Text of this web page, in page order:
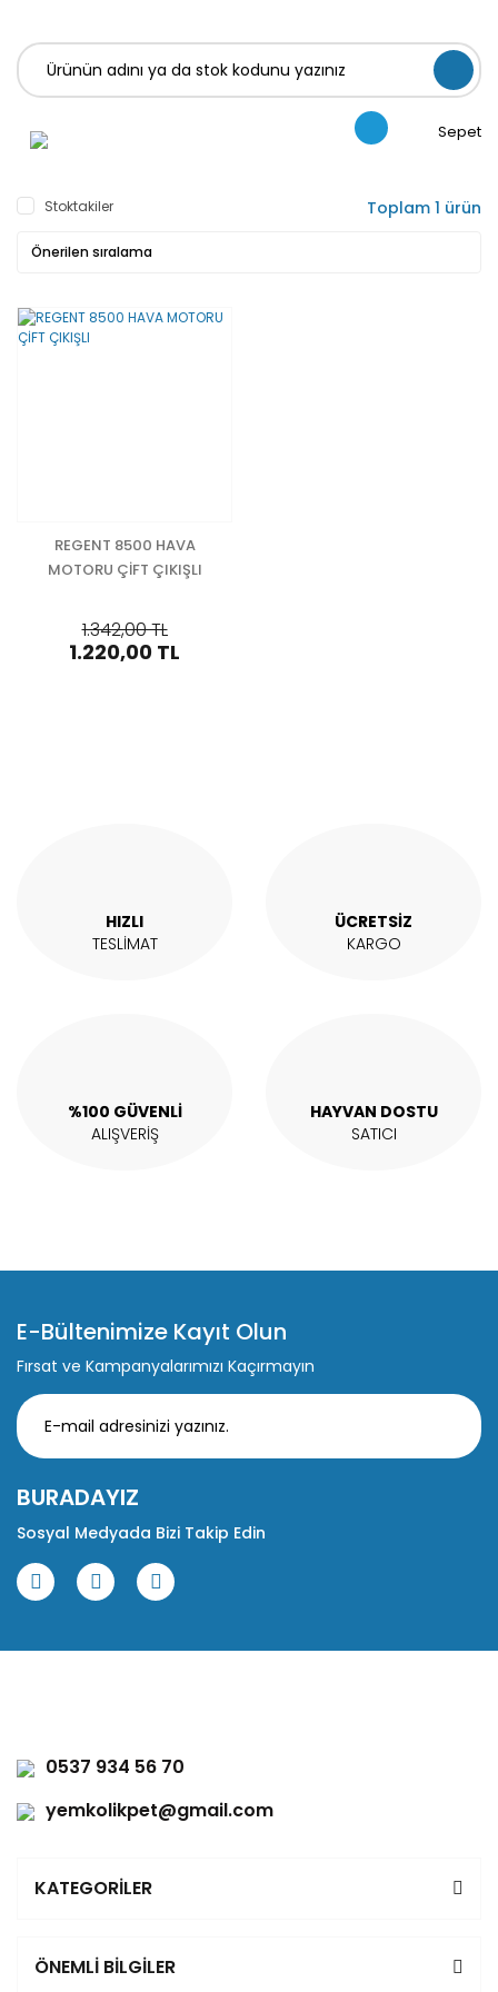
Sepet
Stoktakiler Toplam 1 ürün
REGENT 8500 HAVA
MOTORU ÇİFT ÇIKIŞLI
1.342,00 TL
1.220,00 TL
HIZLI
TESLİMAT
ÜCRETSİZ
KARGO
%100 GÜVENLİ
ALIŞVERİŞ
HAYVAN DOSTU
SATICI
E-Bültenimize Kayıt Olun
Fırsat ve Kampanyalarımızı Kaçırmayın
BURADAYIZ
Sosyal Medyada Bizi Takip Edin
0537 934 56 70
yemkolikpet@gmail.com
KATEGORİLER
ÖNEMLİ BİLGİLER